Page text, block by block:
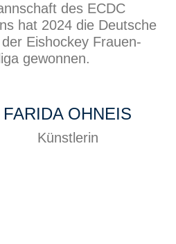
des ECDC
hat 2024 die Deutsche
Eishockey Frauen-
gewonnen.
FARIDA OHNEIS
Künstlerin